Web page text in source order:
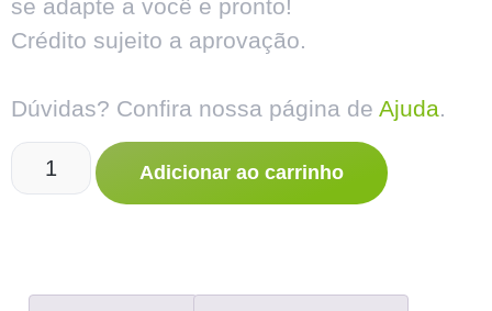
se adapte a você e pronto!
Crédito sujeito a aprovação.
Dúvidas? Confira nossa página de Ajuda.
Adicionar ao carrinho